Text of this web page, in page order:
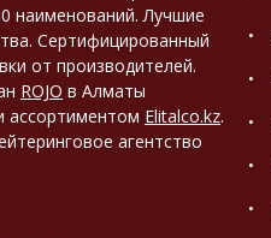
наименований. Лучшие
Сертифицированный
от производителей.
ROJO в Алматы
ассортиментом Elitalco.kz.
агентство